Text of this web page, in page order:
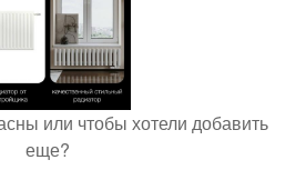
или чтобы хотели добавить
еще?